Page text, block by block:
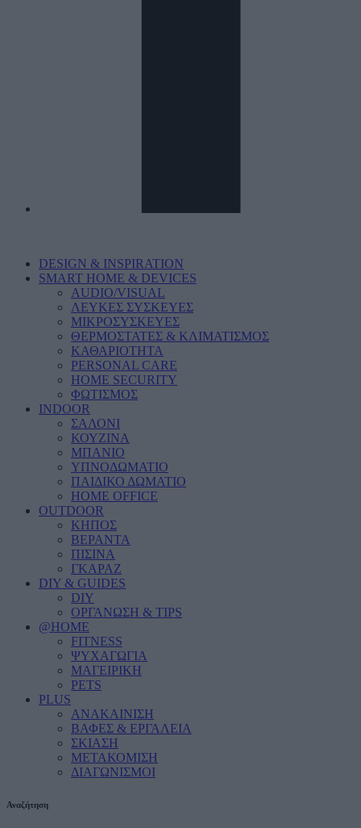
DESIGN & INSPIRATION
SMART HOME & DEVICES
AUDIO/VISUAL
ΛΕΥΚΕΣ ΣΥΣΚΕΥΕΣ
ΜΙΚΡΟΣΥΣΚΕΥΕΣ
ΘΕΡΜΟΣΤΑΤΕΣ & ΚΛΙΜΑΤΙΣΜΟΣ
ΚΑΘΑΡΙΟΤΗΤΑ
PERSONAL CARE
HOME SECURITY
ΦΩΤΙΣΜΟΣ
INDOOR
ΣΑΛΟΝΙ
ΚΟΥΖΙΝΑ
ΜΠΑΝΙΟ
ΥΠΝΟΔΩΜΑΤΙΟ
ΠΑΙΔΙΚΟ ΔΩΜΑΤΙΟ
HOME OFFICE
OUTDOOR
ΚΗΠΟΣ
ΒΕΡΑΝΤΑ
ΠΙΣΙΝΑ
ΓΚΑΡΑΖ
DIY & GUIDES
DIY
ΟΡΓΑΝΩΣΗ & TIPS
@HOME
FITNESS
ΨΥΧΑΓΩΓΙΑ
ΜΑΓΕΙΡΙΚΗ
PETS
PLUS
ΑΝΑΚΑΙΝΙΣΗ
ΒΑΦΕΣ & ΕΡΓΑΛΕΙΑ
ΣΚΙΑΣΗ
ΜΕΤΑΚΟΜΙΣΗ
ΔΙΑΓΩΝΙΣΜΟΙ
Αναζήτηση